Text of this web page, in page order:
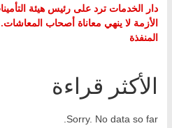
دار الخدمات ترد على رئيس هيئة
الأزمة لا ينهي معاناة أصحاب
المنفذة
الأكثر قراءة
Sorry. No data so far.